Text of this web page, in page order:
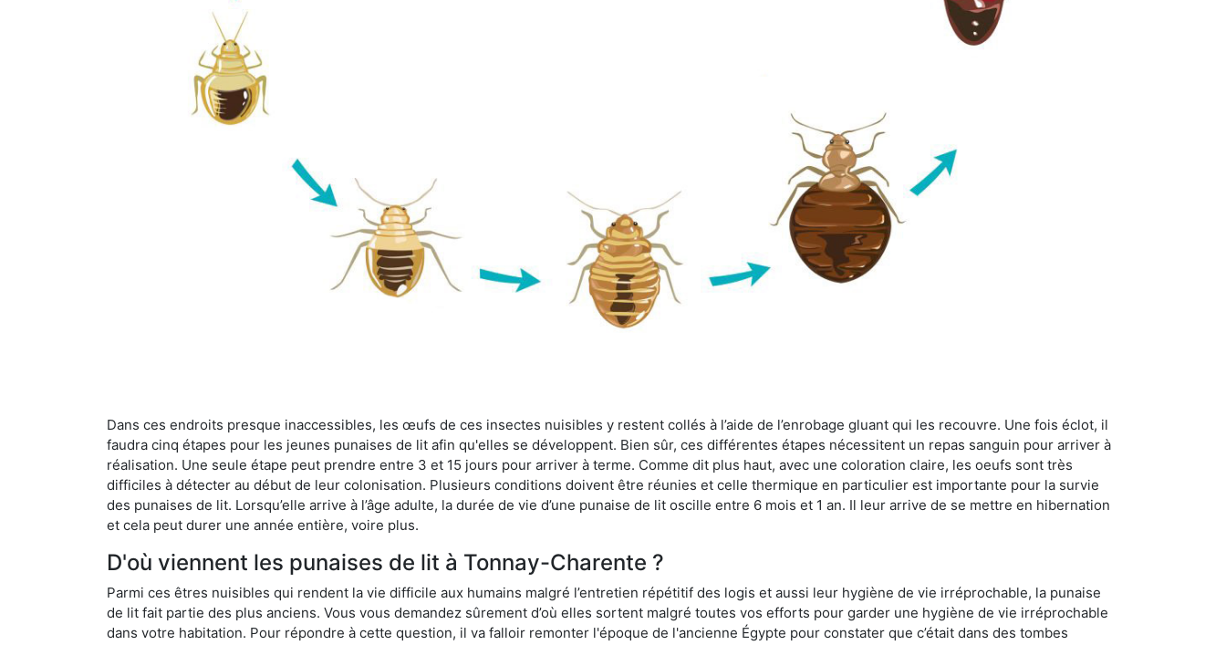
Dans ces endroits presque inaccessibles, les œufs de ces insectes nuisibles y restent collés à l’aide de l’enrobage gluant qui les recouvre. Une fois éclot, il
faudra cinq étapes pour les jeunes punaises de lit afin qu'elles se développent. Bien sûr, ces différentes étapes nécessitent un repas sanguin pour arriver à
réalisation. Une seule étape peut prendre entre 3 et 15 jours pour arriver à terme. Comme dit plus haut, avec une coloration claire, les oeufs sont très
difficiles à détecter au début de leur colonisation. Plusieurs conditions doivent être réunies et celle thermique en particulier est importante pour la survie
des punaises de lit. Lorsqu’elle arrive à l’âge adulte, la durée de vie d’une punaise de lit oscille entre 6 mois et 1 an. Il leur arrive de se mettre en hibernation
et cela peut durer une année entière, voire plus.
D'où viennent les punaises de lit à Tonnay-Charente ?
Parmi ces êtres nuisibles qui rendent la vie difficile aux humains malgré l’entretien répétitif des logis et aussi leur hygiène de vie irréprochable, la punaise
de lit fait partie des plus anciens. Vous vous demandez sûrement d’où elles sortent malgré toutes vos efforts pour garder une hygiène de vie irréprochable
dans votre habitation. Pour répondre à cette question, il va falloir remonter l'époque de l'ancienne Égypte pour constater que c’était dans des tombes